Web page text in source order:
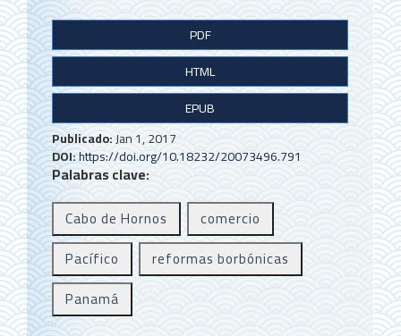
B
a
r
r
a
l
a
t
e
r
a
PDF
HTML
EPUB
Publicado:Jan 1, 2017
DOI:https://doi.org/10.18232/20073496.791
Palabras clave:
Cabo de Hornos
comercio
Pacífico
reformas borbónicas
Panamá